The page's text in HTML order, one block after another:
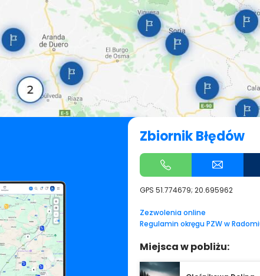
Zbiornik Błędów
GPS 51.774679; 20.695962
Zezwolenia online
Regulamin okręgu PZW w
Miejsca w pobliżu: